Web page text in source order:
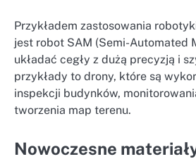
Przykładem zastosowania
jest robot SAM (Semi-Automated
układać cegły z dużą precyzją i
przykłady to drony, które są
inspekcji budynków,
tworzenia map terenu.
Nowoczesne